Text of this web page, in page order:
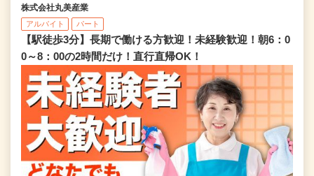
株式会社丸美産業
アルバイト パート
【駅徒歩3分】長期で働ける方歓迎！未経験歓迎！朝6：0
0～8：00の2時間だけ！直行直帰OK！